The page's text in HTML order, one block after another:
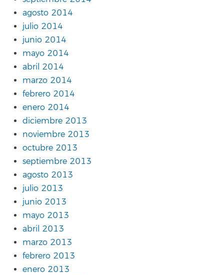
agosto 2014
julio 2014
junio 2014
mayo 2014
abril 2014
marzo 2014
febrero 2014
enero 2014
diciembre 2013
noviembre 2013
octubre 2013
septiembre 2013
agosto 2013
julio 2013
junio 2013
mayo 2013
abril 2013
marzo 2013
febrero 2013
enero 2013